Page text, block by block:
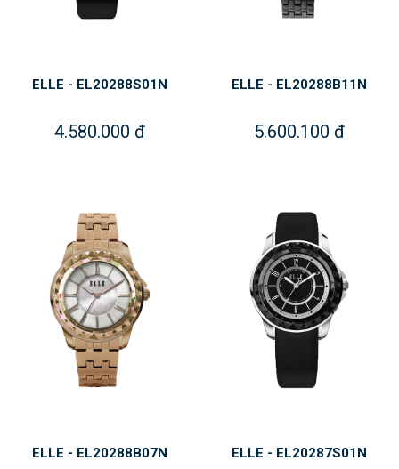
ELLE - EL20288S01N
4.580.000 đ
ELLE - EL20288B11N
5.600.100 đ
ELLE - EL20288B07N ELLE - EL20287S01N